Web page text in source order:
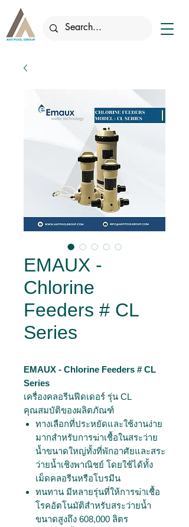
EMAUX -
Chlorine
Feeders # CL
Series
EMAUX - Chlorine Feeders # CL
Series
เครื่องคลอรีนฟีดเดอร์ รุ่น CL
คุณสมบัติของผลิตภัณฑ์
ทางเลือกที่ประหยัดและใช้งานง่าย
มากสำหรับการฆ่าเชื้อในสระว่าย
น้ำขนาดใหญ่ทั้งที่พักอาศัยและสระ
ว่ายน้ำเชิงพาณิชย์ โดยใช้ได้ทั้ง
เม็ดคลอรีนหรือโบรมีน
ทนทาน มีหลายรุ่นที่ให้การฆ่าเชื้อ
โรคอัตโนมัติสำหรับสระว่ายน้ำ
ขนาดสูงถึง 608,000 ลิตร